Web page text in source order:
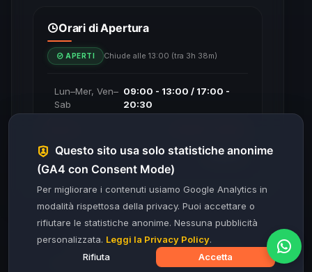
Orari di Apertura
APERTI Chiude alle 13:00 (tra 3h 38m)
Lun–Mer, Ven–
Sab
09:00 - 13:00 / 17:00 -
20:30
Dom Chiuso
© 2026 Key Soft Italia. Tutti i diritti riservati.
Termini di Servizio
Cookie Policy
Questo sito usa solo statistiche anonime
(GA4 con Consent Mode)
Per migliorare i contenuti usiamo Google Analytics in
modalità rispettosa della privacy. Puoi accettare o
rifiutare le statistiche anonime. Nessuna pubblicità
personalizzata. Leggi la Privacy Policy.
Rifiuta
Accetta